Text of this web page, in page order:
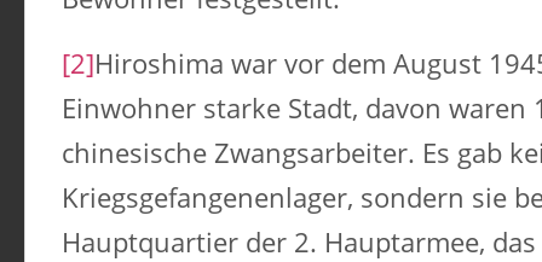
[2]Hiroshima war vor dem August
Einwohner starke Stadt, davon waren
chinesische Zwangsarbeiter. Es gab
Kriegsgefangenenlager, sondern sie
Hauptquartier der 2. Hauptarmee,